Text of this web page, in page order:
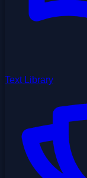
Text Library